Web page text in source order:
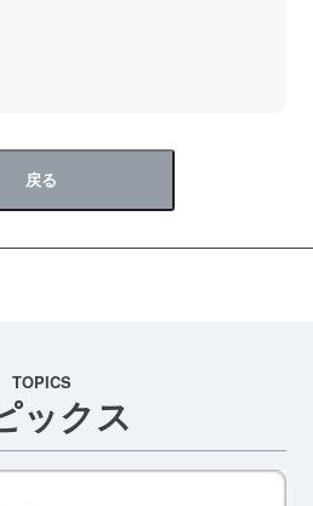
戻る
TOPICS
ックス